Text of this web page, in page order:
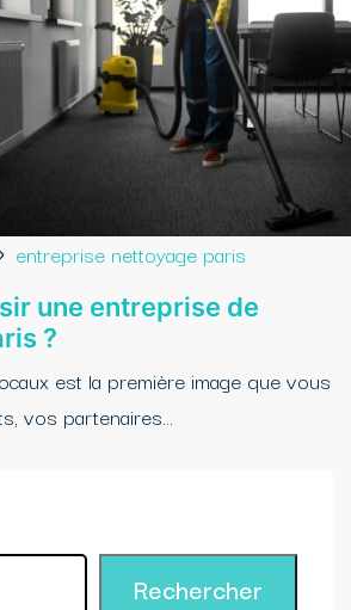
entreprise nettoyage paris
une entreprise de
?
est la première image que vous
vos partenaires...
Rechercher